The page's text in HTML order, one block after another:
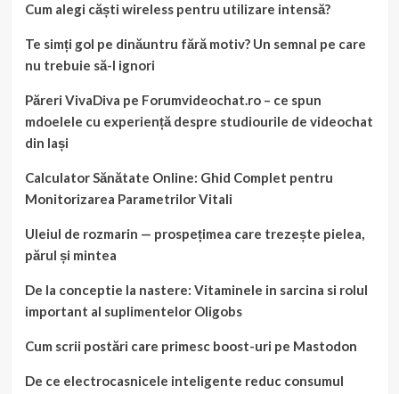
Cum alegi căști wireless pentru utilizare intensă?
Te simți gol pe dinăuntru fără motiv? Un semnal pe care
nu trebuie să-l ignori
Păreri VivaDiva pe Forumvideochat.ro – ce spun
mdoelele cu experiență despre studiourile de videochat
din Iași
Calculator Sănătate Online: Ghid Complet pentru
Monitorizarea Parametrilor Vitali
Uleiul de rozmarin — prospețimea care trezește pielea,
părul și mintea
De la conceptie la nastere: Vitaminele in sarcina si rolul
important al suplimentelor Oligobs
Cum scrii postări care primesc boost-uri pe Mastodon
De ce electrocasnicele inteligente reduc consumul